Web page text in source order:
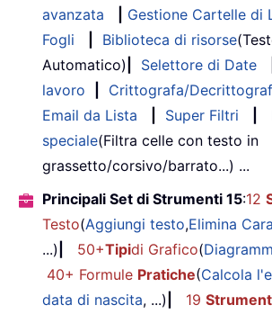
avanzata
Gestione Cartelle di
Fogli
Biblioteca di risorse
Automatico)
Selettore di Date
lavoro
Crittografa/
Email da Lista
Super Filtri
speciale(Filtra celle con testo in
grassetto/corsivo/barrato...) ...
Principali Set di Strumenti 15:12
Testo(Aggiungi testo,Elimina
...)
50+Tipidi Grafico(
40+ Formule Pratiche(Calcola
data di nascita, ...) 19